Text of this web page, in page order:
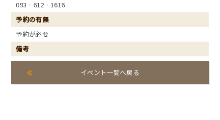
093‐612‐1616
予約の有無
予約が必要
備考
イベント一覧へ戻る